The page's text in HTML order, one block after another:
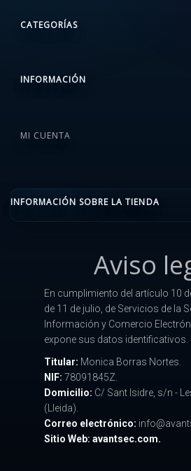
CATEGORÍAS
INFORMACIÓN
MI CUENTA
INFORMACIÓN SOBRE LA TIENDA
Aviso
En cumplimiento del artículo 10
de 11 de julio, de Servicios de la
Información y Comercio
expone sus datos identificativos.
Titular: Monica Borras Nortes.
NIF: 78091845Z.
Domicilio: C/ Sant Isidre, s/n -
(Lleida).
Correo electrónico:
Sitio Web: avantsec.com.